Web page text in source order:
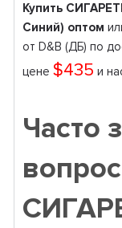
Купить
Синий) оптом
от D&B (ДБ) по
цене $435 и
Часто